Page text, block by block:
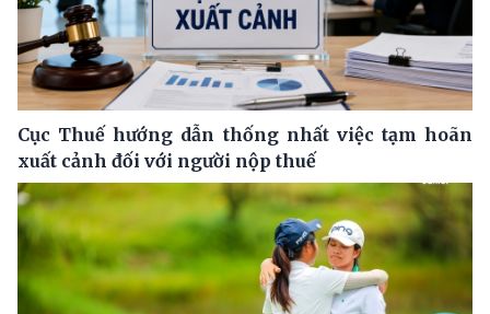
Cục Thuế hướng dẫn thống nhất việc tạm hoãn
xuất cảnh đối với người nộp thuế